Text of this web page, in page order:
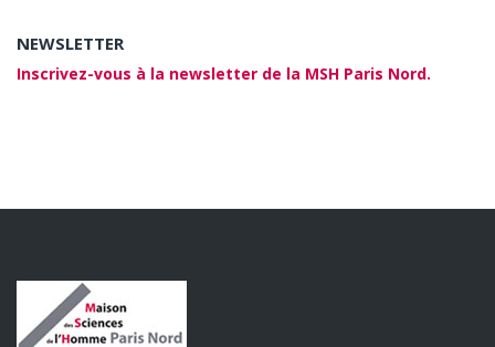
NEWSLETTER
Inscrivez-vous à la newsletter de la MSH Paris Nord.